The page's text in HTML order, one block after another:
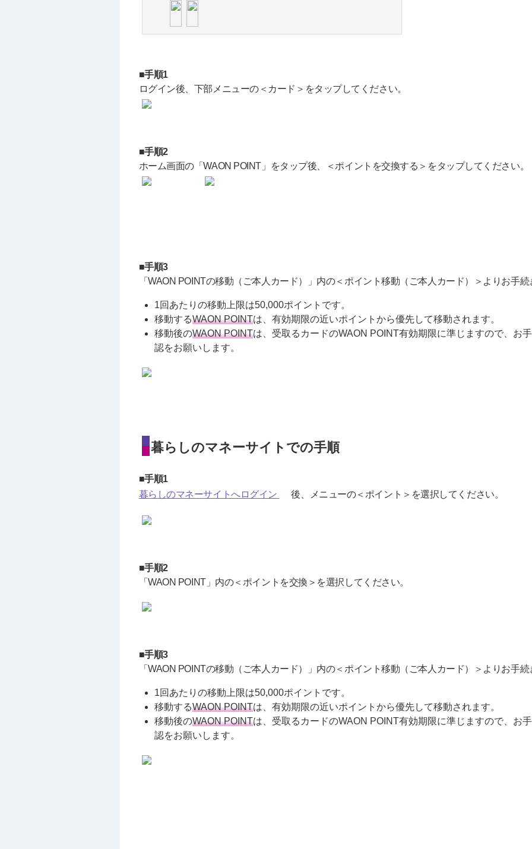
■手順1
ログイン後、下部メニューの＜カード＞をタップしてください。
■手順2
ホーム画面の「WAON POINT」をタップ後、＜ポイントを交換する＞をタップしてください。
■手順3
「WAON POINTの移動（ご本人カード）」内の＜ポイント移動（ご本人カード）＞よりお手
1回あたりの移動上限は50,000ポイントです。
移動するWAON POINTは、有効期限の近いポイントから優先して移動されます。
移動後のWAON POINTは、受取るカードのWAON POINT有効期限に準じますので、お
認をお願いします。
暮らしのマネーサイトでの手順
■手順1
暮らしのマネーサイトへログイン
後、メニューの＜ポイント＞を選択してください。
■手順2
「WAON POINT」内の＜ポイントを交換＞を選択してください。
■手順3
「WAON POINTの移動（ご本人カード）」内の＜ポイント移動（ご本人カード）＞よりお手
1回あたりの移動上限は50,000ポイントです。
移動するWAON POINTは、有効期限の近いポイントから優先して移動されます。
移動後のWAON POINTは、受取るカードのWAON POINT有効期限に準じますので、お
認をお願いします。